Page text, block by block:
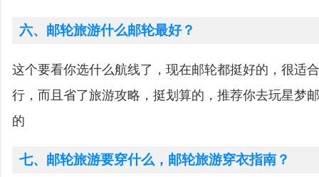
六、邮轮旅游什么邮轮最好？
这个要看你选什么航线了，现在邮轮都挺好的，很适
行，而且省了旅游攻略，挺划算的，推荐你去玩星梦
的
七、邮轮旅游要穿什么，邮轮旅游穿衣指南？